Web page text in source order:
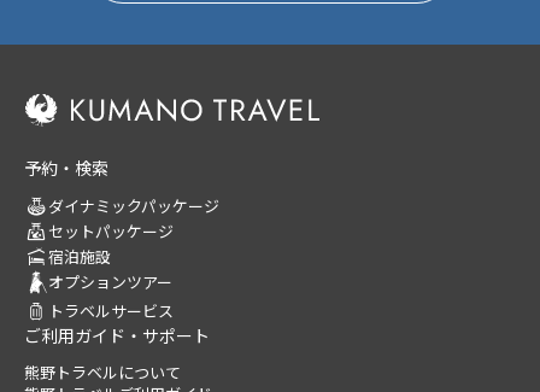
予約・検索
ダイナミックパッケージ
セットパッケージ
宿泊施設
オプションツアー
トラベルサービス
ご利用ガイド・サポート
熊野トラベルについて